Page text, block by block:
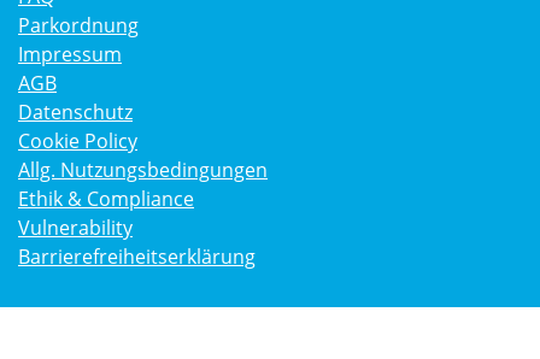
Parkordnung
Impressum
AGB
Datenschutz
Cookie Policy
Allg. Nutzungsbedingungen
Ethik & Compliance
Vulnerability
Barrierefreiheitserklärung